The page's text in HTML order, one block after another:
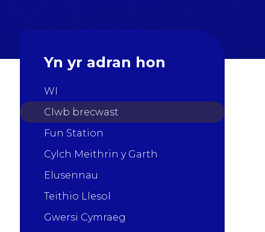
Yn yr adran hon
WI
Clwb brecwast
Fun Station
Cylch Meithrin y Garth
Elusennau
Teithio Llesol
Gwersi Cymraeg